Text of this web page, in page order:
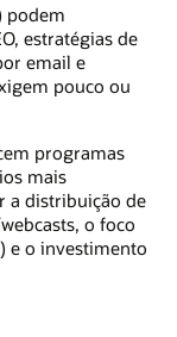
podem
estratégias de
email e
pouco ou
programas
mais
a distribuição de
o foco
e o investimento